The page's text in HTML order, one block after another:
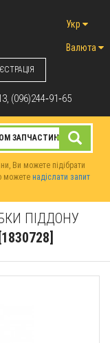
Укр
Валюта
(096)244‑91‑65
Ви можете підібрати
можете надіслати запит
ПІДДОНУ
[1830728]